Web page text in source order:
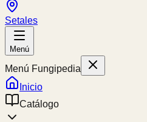
Setales
Menú
Menú Fungipedia
Inicio
Catálogo